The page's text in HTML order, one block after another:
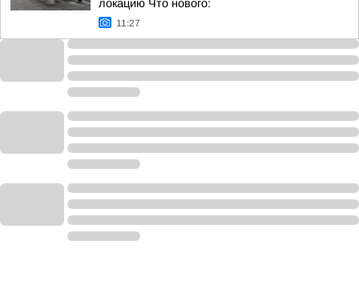
локацию Что нового:
11:27